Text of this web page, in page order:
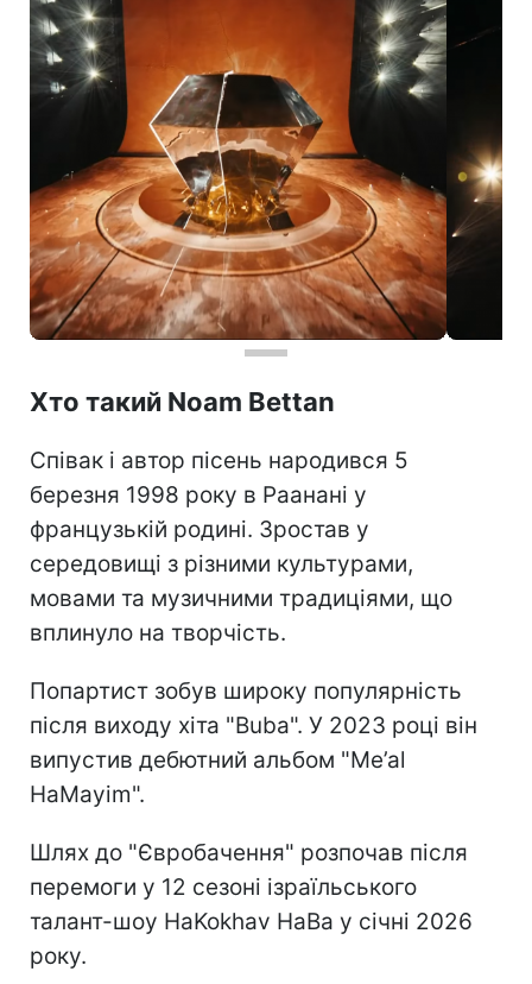
Хто такий Noam Bettan
Співак і автор пісень народився 5
березня 1998 року в Раанані у
французькій родині. Зростав у
середовищі з різними культурами,
мовами та музичними традиціями, що
вплинуло на творчість.
Попартист зобув широку популярність
після виходу хіта "Buba". У 2023 році він
випустив дебютний альбом "Me’al
HaMayim".
Шлях до "Євробачення" розпочав після
перемоги у 12 сезоні ізраїльського
талант-шоу HaKokhav HaBa у січні 2026
року.